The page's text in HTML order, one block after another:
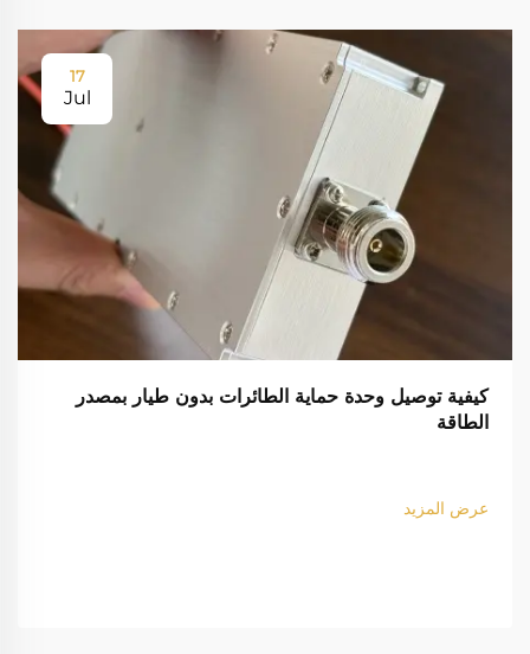
17
Jul
كيفية توصيل وحدة حماية الطائرات بدون طيار بمصدر
الطاقة
عرض المزيد